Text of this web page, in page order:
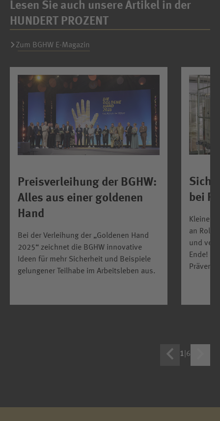
Lesen Sie auch unsere Artikel in der
HUNDERT PROZENT
Zum BGHW E-Magazin
Preisverleihung der BGHW:
Alles aus einer goldenen
Hand
Bei der Verleihung der „Goldenen Hand
2025“ zeichnet die BGHW innovative
Ideen für mehr Sicherheit und Beispiele
gelungener Teilhabe im Arbeitsleben aus.
bei
Kleiner
an
und
Ende!
1 6